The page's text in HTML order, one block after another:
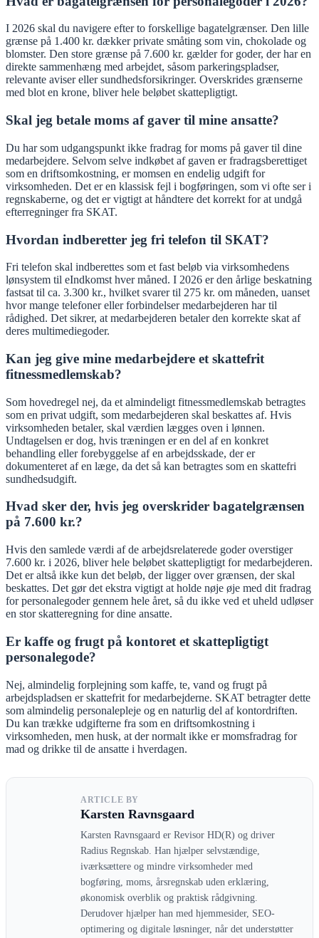
I 2026 skal du navigere efter to forskellige bagatelgrænser. Den lille
grænse på 1.400 kr. dækker private småting som vin, chokolade og
blomster. Den store grænse på 7.600 kr. gælder for goder, der har en
direkte sammenhæng med arbejdet, såsom parkeringspladser,
relevante aviser eller sundhedsforsikringer. Overskrides grænserne
med blot en krone, bliver hele beløbet skattepligtigt.
Skal jeg betale moms af gaver til mine ansatte?
Du har som udgangspunkt ikke fradrag for moms på gaver til dine
medarbejdere. Selvom selve indkøbet af gaven er fradragsberettiget
som en driftsomkostning, er momsen en endelig udgift for
virksomheden. Det er en klassisk fejl i bogføringen, som vi ofte ser i
regnskaberne, og det er vigtigt at håndtere det korrekt for at undgå
efterregninger fra SKAT.
Hvordan indberetter jeg fri telefon til SKAT?
Fri telefon skal indberettes som et fast beløb via virksomhedens
lønsystem til eIndkomst hver måned. I 2026 er den årlige beskatning
fastsat til ca. 3.300 kr., hvilket svarer til 275 kr. om måneden, uanset
hvor mange telefoner eller forbindelser medarbejderen har til
rådighed. Det sikrer, at medarbejderen betaler den korrekte skat af
deres multimediegoder.
Kan jeg give mine medarbejdere et skattefrit
fitnessmedlemskab?
Som hovedregel nej, da et almindeligt fitnessmedlemskab betragtes
som en privat udgift, som medarbejderen skal beskattes af. Hvis
virksomheden betaler, skal værdien lægges oven i lønnen.
Undtagelsen er dog, hvis træningen er en del af en konkret
behandling eller forebyggelse af en arbejdsskade, der er
dokumenteret af en læge, da det så kan betragtes som en skattefri
sundhedsudgift.
Hvad sker der, hvis jeg overskrider bagatelgrænsen
på 7.600 kr.?
Hvis den samlede værdi af de arbejdsrelaterede goder overstiger
7.600 kr. i 2026, bliver hele beløbet skattepligtigt for medarbejderen.
Det er altså ikke kun det beløb, der ligger over grænsen, der skal
beskattes. Det gør det ekstra vigtigt at holde nøje øje med dit fradrag
for personalegoder gennem hele året, så du ikke ved et uheld udløser
en stor skatteregning for dine ansatte.
Er kaffe og frugt på kontoret et skattepligtigt
personalegode?
Nej, almindelig forplejning som kaffe, te, vand og frugt på
arbejdspladsen er skattefrit for medarbejderne. SKAT betragter dette
som almindelig personalepleje og en naturlig del af kontordriften.
Du kan trække udgifterne fra som en driftsomkostning i
virksomheden, men husk, at der normalt ikke er momsfradrag for
mad og drikke til de ansatte i hverdagen.
ARTICLE BY
Karsten Ravnsgaard
Karsten Ravnsgaard er Revisor HD(R) og driver
Radius Regnskab. Han hjælper selvstændige,
iværksættere og mindre virksomheder med
bogføring, moms, årsregnskab uden erklæring,
økonomisk overblik og praktisk rådgivning.
Derudover hjælper han med hjemmesider, SEO-
optimering og digitale løsninger, når det understøtter